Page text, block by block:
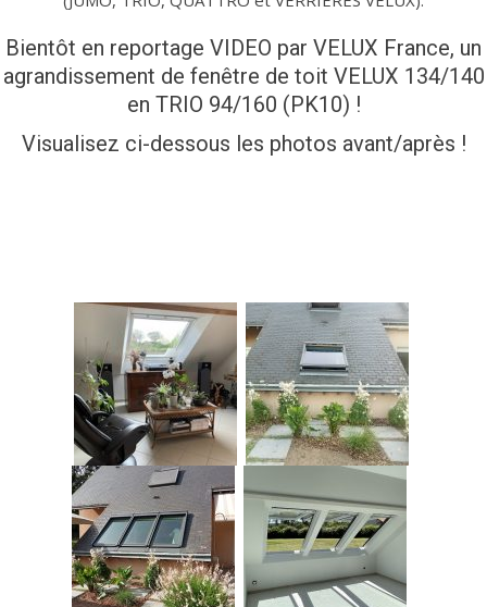
Bientôt en reportage VIDEO par VELUX France, un
agrandissement de fenêtre de toit VELUX 134/140
en TRIO 94/160 (PK10) !
Visualisez ci-dessous les photos avant/après !